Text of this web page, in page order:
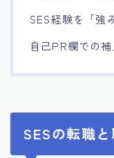
SES経験を「強
自己PR欄での補
SESの転職